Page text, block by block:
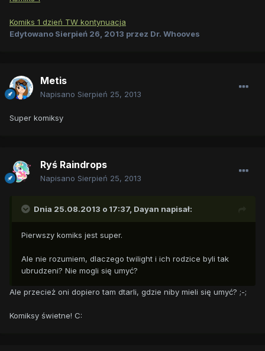
Komiks 1 dzień TW kontynuacja
Edytowano Sierpień 26, 2013 przez Dr. Whooves
Metis
Napisano Sierpień 25, 2013
Super komiksy
Ryś Raindrops
Napisano Sierpień 25, 2013
Dnia 25.08.2013 o 17:37, Dayan napisał:
Pierwszy komiks jest super.
Ale nie rozumiem, dlaczego twilight i ich rodzice byli tak
ubrudzeni? Nie mogli się umyć?
Ale przecież oni dopiero tam dtarli, gdzie niby mieli się umyć? ;-;
Komiksy świetne! C: